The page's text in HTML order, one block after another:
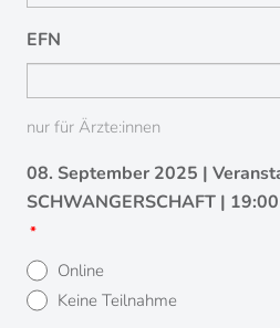
EFN
nur für Ärzte:innen
08. September 2025 |
SCHWANGERSCHAFT |
*
Online
Keine Teilnahme